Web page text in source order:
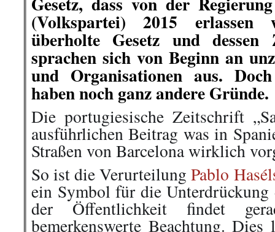
(Volkspartei) 2015 erlassen
überholte Gesetz und dessen
sprachen sich von Beginn an
und Organisationen aus.
haben noch ganz andere Gründe.
Die portugiesische Zeitschrift
ausführlichen Beitrag was in
Straßen von Barcelona wirklich
So ist die VerurteilungPablo
ein Symbol für die
der Öffentlichkeit findet
bemerkenswerte Beachtung.